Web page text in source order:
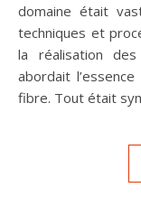
domaine était
techniques et
la réalisation
abordait
fibre. Tout était